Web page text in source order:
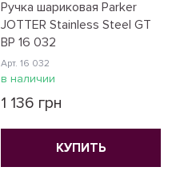
Ручка шариковая Parker
JOTTER Stainless Steel GT
BP 16 032
Арт. 16 032
в наличии
1 136 грн
КУПИТЬ